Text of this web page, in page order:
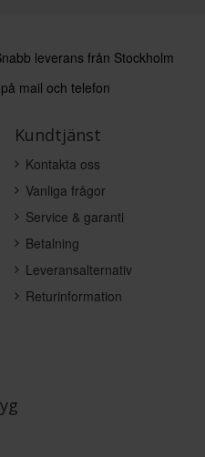
leverans från Stockholm
mail och telefon
Kundtjänst
Kontakta oss
Vanliga frågor
Service & garanti
Betalning
Leveransalternativ
Returinformation